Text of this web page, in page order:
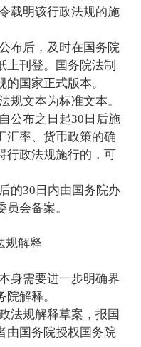
公厅(室)印章。
，经报国务院同意
构应当就行政法
层进行实地调查研
民的意见。
审稿涉及重大、
召开由有关单位、
见，研究论证。
的，国务院法制机
部门对行政法规
、管理体制、权限
机构应当进行协调